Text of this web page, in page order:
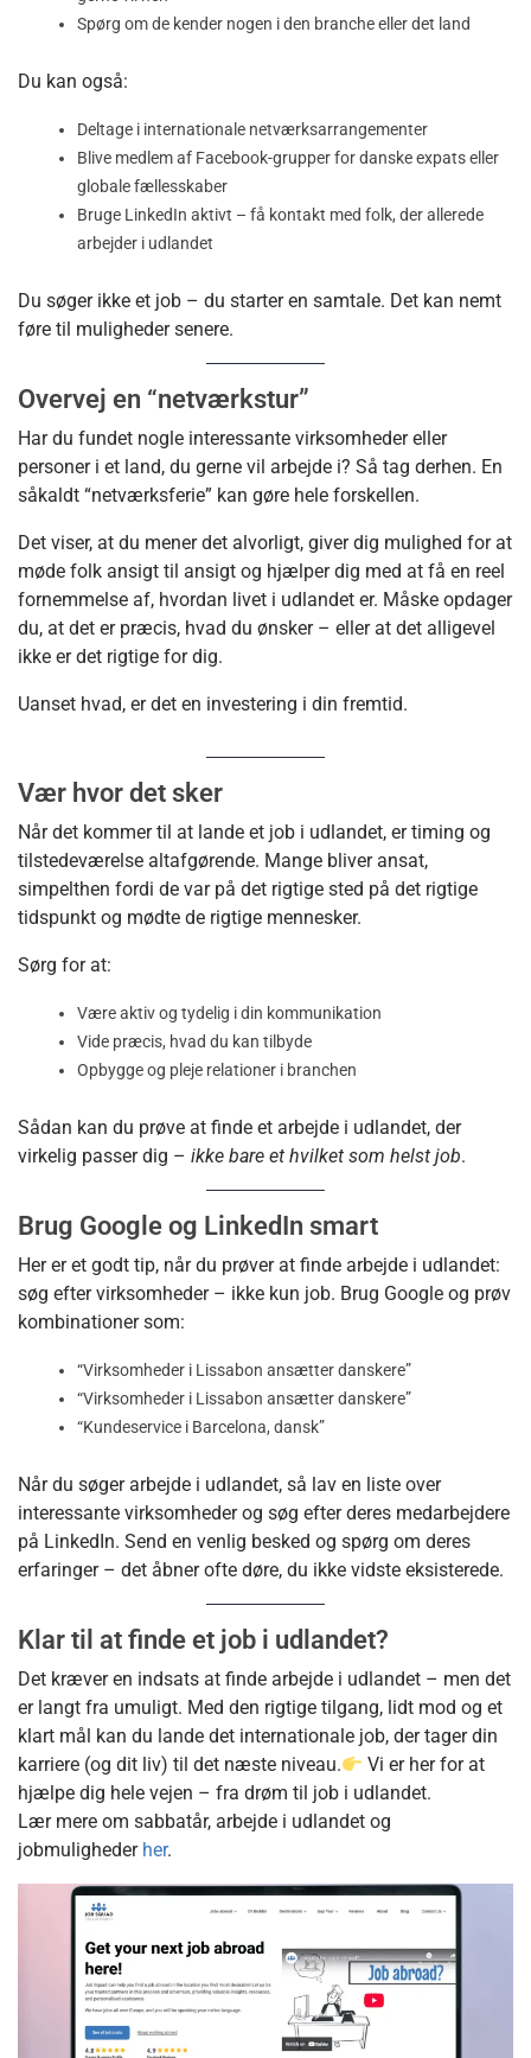
Spørg om de kender nogen i den branche eller det land
Du kan også:
Deltage i internationale netværksarrangementer
Blive medlem af Facebook-grupper for danske expats eller
globale fællesskaber
Bruge LinkedIn aktivt – få kontakt med folk, der allerede
arbejder i udlandet
Du søger ikke et job – du starter en samtale. Det kan nemt
føre til muligheder senere.
Overvej en “netværkstur”
Har du fundet nogle interessante virksomheder eller
personer i et land, du gerne vil arbejde i? Så tag derhen. En
såkaldt “netværksferie” kan gøre hele forskellen.
Det viser, at du mener det alvorligt, giver dig mulighed for at
møde folk ansigt til ansigt og hjælper dig med at få en reel
fornemmelse af, hvordan livet i udlandet er. Måske opdager
du, at det er præcis, hvad du ønsker – eller at det alligevel
ikke er det rigtige for dig.
Uanset hvad, er det en investering i din fremtid.
Vær hvor det sker
Når det kommer til at lande et job i udlandet, er timing og
tilstedeværelse altafgørende. Mange bliver ansat,
simpelthen fordi de var på det rigtige sted på det rigtige
tidspunkt og mødte de rigtige mennesker.
Sørg for at:
Være aktiv og tydelig i din kommunikation
Vide præcis, hvad du kan tilbyde
Opbygge og pleje relationer i branchen
Sådan kan du prøve at finde et arbejde i udlandet, der
virkelig passer dig – ikke bare et hvilket som helst job.
Brug Google og LinkedIn smart
Her er et godt tip, når du prøver at finde arbejde i udlandet:
søg efter virksomheder – ikke kun job. Brug Google og prøv
kombinationer som:
“Virksomheder i Lissabon ansætter danskere”
“Virksomheder i Lissabon ansætter danskere”
“Kundeservice i Barcelona, dansk”
Når du søger arbejde i udlandet, så lav en liste over
interessante virksomheder og søg efter deres medarbejdere
på LinkedIn. Send en venlig besked og spørg om deres
erfaringer – det åbner ofte døre, du ikke vidste eksisterede.
Klar til at finde et job i udlandet?
Det kræver en indsats at finde arbejde i udlandet – men det
er langt fra umuligt. Med den rigtige tilgang, lidt mod og et
klart mål kan du lande det internationale job, der tager din
karriere (og dit liv) til det næste niveau.
Vi er her for at
hjælpe dig hele vejen – fra drøm til job i udlandet.
Lær mere om sabbatår, arbejde i udlandet og
jobmuligheder her.